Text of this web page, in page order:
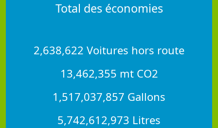
Total des économies
2,638,622 Voitures hors route
13,462,355 mt CO2
1,517,037,857 Gallons
5,742,612,973 Litres